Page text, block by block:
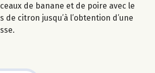
de banane et de poire avec le
de citron jusqu’à l’obtention d’une